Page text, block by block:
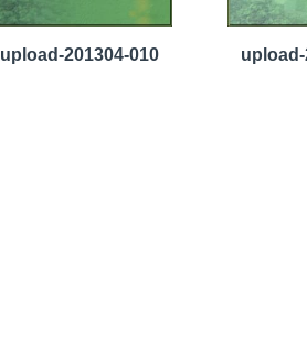
upload-201304-010 upload-